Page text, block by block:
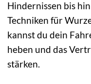
Hindernissen bis
Techniken für
kannst du dein
heben und das
stärken.